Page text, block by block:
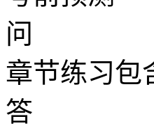
问
章节练习包
答